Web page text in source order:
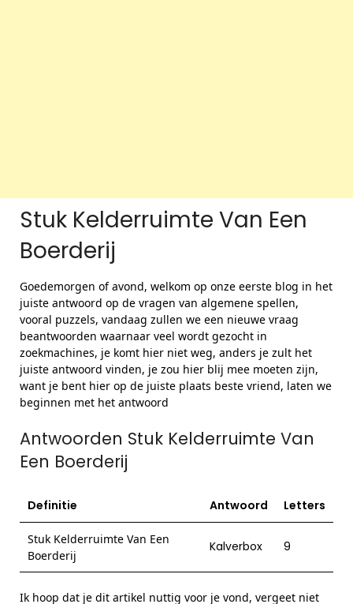
Stuk Kelderruimte Van Een
Boerderij
Goedemorgen of avond, welkom op onze eerste blog in het
juiste antwoord op de vragen van algemene spellen,
vooral puzzels, vandaag zullen we een nieuwe vraag
beantwoorden waarnaar veel wordt gezocht in
zoekmachines, je komt hier niet weg, anders je zult het
juiste antwoord vinden, je zou hier blij mee moeten zijn,
want je bent hier op de juiste plaats beste vriend, laten we
beginnen met het antwoord
Antwoorden Stuk Kelderruimte Van
Een Boerderij
Definitie Antwoord Letters
Stuk Kelderruimte Van Een
Boerderij
Kalverbox 9
Ik hoop dat je dit artikel nuttig voor je vond, vergeet niet